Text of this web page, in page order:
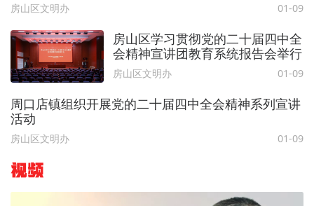
房山区文明办 01-09
房山区学习贯彻党的二十届四中全
会精神宣讲团教育系统报告会举行
房山区文明办 01-09
周口店镇组织开展党的二十届四中全会精神系列宣讲
活动
房山区文明办 01-09
视频